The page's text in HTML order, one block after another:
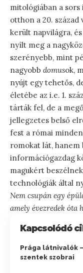
mitológiában a
otthon a 20.
került napvilágra,
nyílt meg a
szerényebb, mint
nagyobb domusok,
nyújt egy tehetős,
életébe az i.e. 1.
tárták fel, de a
jellegzetes belső
fest a római
romokat lát,
információgazdag
magukért
technológiák által
Nem csupán egy
amely évezredek óta
Kapcsolódó
Prága látnivalók
szentek szobrai